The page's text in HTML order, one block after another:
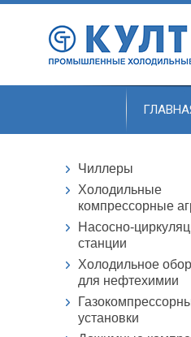
Чиллеры
Холодильные
компрессорные
Насосно-
станции
Холодильное
для нефтехимии
установки